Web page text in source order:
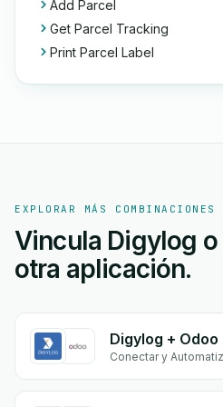
Add Parcel
Get Parcel Tracking
Print Parcel Label
EXPLORAR MÁS COMBINACIONES
Vincula Digylog
otra aplicación.
Digylog +
Conectar y